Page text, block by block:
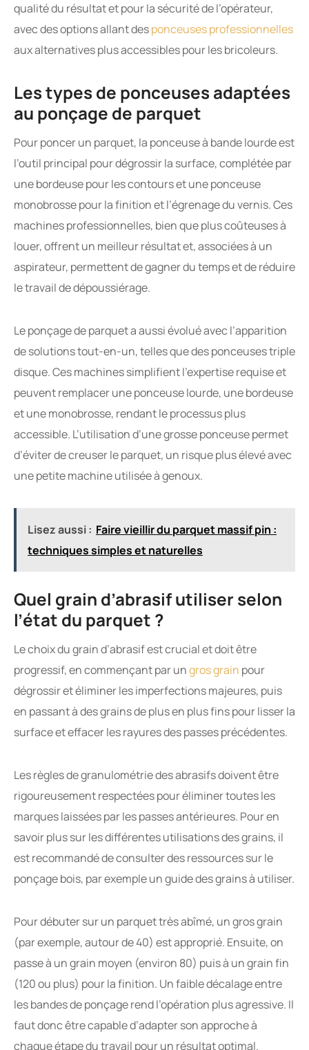
qualité du résultat et pour la sécurité de l’opérateur,
avec des options allant desponceuses professionnelles
aux alternatives plus accessibles pour les bricoleurs.
Les types de ponceuses adaptées
au ponçage de parquet
Pour poncer un parquet, la ponceuse à bande lourde est
l’outil principal pour dégrossir la surface, complétée par
une bordeuse pour les contours et une ponceuse
monobrosse pour la finition et l’égrenage du vernis. Ces
machines professionnelles, bien que plus coûteuses à
louer, offrent un meilleur résultat et, associées à un
aspirateur, permettent de gagner du temps et de réduire
le travail de dépoussiérage.
Le ponçage de parquet a aussi évolué avec l’apparition
de solutions tout-en-un, telles que des ponceuses triple
disque. Ces machines simplifient l’expertise requise et
peuvent remplacer une ponceuse lourde, une bordeuse
et une monobrosse, rendant le processus plus
accessible. L’utilisation d’une grosse ponceuse permet
d’éviter de creuser le parquet, un risque plus élevé avec
une petite machine utilisée à genoux.
Lisez aussi : Faire vieillir du parquet massif pin :
techniques simples et naturelles
Quel grain d’abrasif utiliser selon
l’état du parquet ?
Le choix du grain d’abrasif est crucial et doit être
progressif, en commençant par ungros grain pour
dégrossir et éliminer les imperfections majeures, puis
en passant à des grains de plus en plus fins pour lisser la
surface et effacer les rayures des passes précédentes.
Les règles de granulométrie des abrasifs doivent être
rigoureusement respectées pour éliminer toutes les
marques laissées par les passes antérieures. Pour en
savoir plus sur les différentes utilisations des grains, il
est recommandé de consulter des ressources sur le
ponçage bois, par exemple un guide des grains à utiliser.
Pour débuter sur un parquet très abîmé, un gros grain
(par exemple, autour de 40) est approprié. Ensuite, on
passe à un grain moyen (environ 80) puis à un grain fin
(120 ou plus) pour la finition. Un faible décalage entre
les bandes de ponçage rend l’opération plus agressive. Il
faut donc être capable d’adapter son approche à
chaque étape du travail pour un résultat optimal.